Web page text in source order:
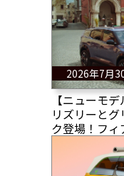
2026年7月
【ニューモ
リズリーと
ク登場！フ
ラインナッ
オ公開！